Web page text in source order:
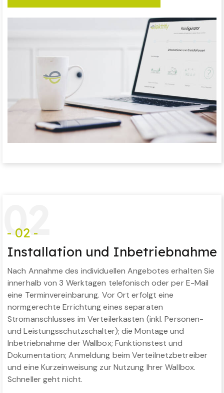
02
- 02 -
Installation und Inbetriebnahme
Nach Annahme des individuellen Angebotes erhalten Sie
innerhalb von 3 Werktagen telefonisch oder per E-Mail
eine Terminvereinbarung. Vor Ort erfolgt eine
normgerechte Errichtung eines separaten
Stromanschlusses im Verteilerkasten (inkl. Personen-
und Leistungsschutzschalter); die Montage und
Inbetriebnahme der Wallbox; Funktionstest und
Dokumentation; Anmeldung beim Verteilnetzbetreiber
und eine Kurzeinweisung zur Nutzung Ihrer Wallbox.
Schneller geht nicht.